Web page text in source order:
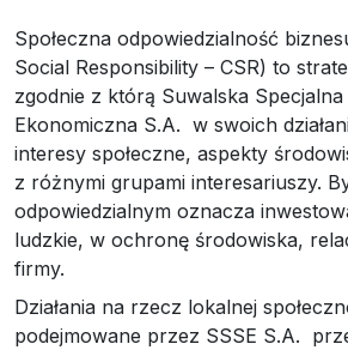
Społeczna odpowiedzialność
Social Responsibility – CSR) to
zgodnie z którą Suwalska
Ekonomiczna S.A. w swoich
interesy społeczne, aspekty
z różnymi grupami interesariuszy.
odpowiedzialnym oznacza
ludzkie, w ochronę środowiska,
firmy.
Działania na rzecz lokalnej
podejmowane przez SSSE S.A.